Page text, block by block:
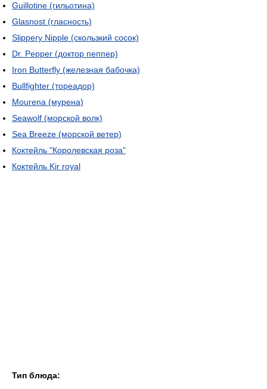
Guillotine (гильотина)
Glasnost (гласность)
Slippery Nipple (скользкий сосок)
Dr. Pepper (доктор пеппер)
Iron Butterfly (железная бабочка)
Bullfighter (тореадор)
Mourena (мурена)
Seawolf (морской волк)
Sea Breeze (морской ветер)
Коктейль "Королевская роза"
Коктейль Kir royal
Тип блюда: